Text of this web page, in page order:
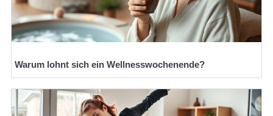
Warum lohnt sich ein Wellnesswochenende?